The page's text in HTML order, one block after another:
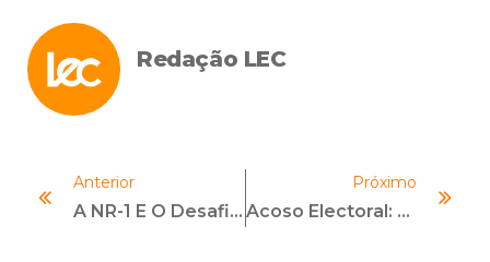
Redação LEC
Anterior
A NR-1 E O Desafio De Transformar Política Pública Em Norma Social Nas Organizações
Próximo
Acoso Electoral: El Riesgo Silencioso Que Las Empresas Aún Subestiman De Cara Al Ciclo Electoral De 2026